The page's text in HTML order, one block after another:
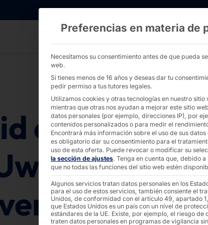
como OEM: Uwe Wiest en
como
Wiest
Preferencias en materia de
Necesitamos su consentimiento antes de que pueda
web.
Si tienes menos de 16 años y deseas dar tu
pedir permiso a tus tutores legales.
Utilizamos cookies y otras tecnologías en nuestro
mientras que otras nos ayudan a mejorar este sitio
datos personales (por ejemplo, direcciones IP), por
contenidos personalizados o para medir el
Encontrará más información sobre el uso de sus datos
es obligatorio dar su consentimiento para el
uso de esta oferta. Puede revocar o modificar su
la sección de ajustes. Tenga en cuenta que, debido
que no todas las funciones del sitio web estén
Algunos servicios tratan datos personales en los
para el uso de estos servicios, también consiente el
Unidos, de conformidad con el artículo 49, apartado
que Estados Unidos es un país con un nivel de
estándares de la UE. Existe, por ejemplo, el riesgo de
traten datos personales en programas de vigilancia